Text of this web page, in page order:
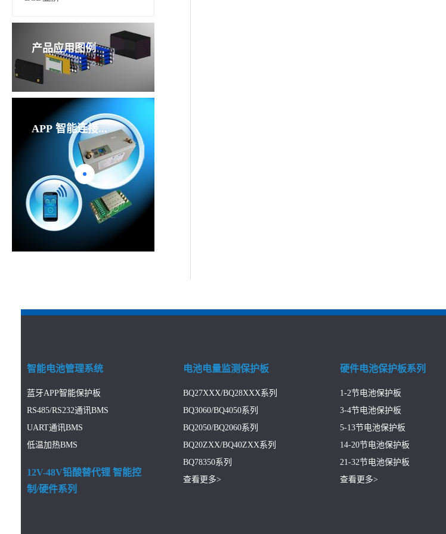
产品应用图例
APP 智能连接...
智能电池管理系统
蓝牙APP智能保护板
RS485/RS232通讯BMS
UART通讯BMS
低温加热BMS
12V-48V铅酸替代锂 智能控
制/硬件系列
电池电量监测保护板
BQ27XXX/BQ28XXX系列
BQ3060/BQ4050系列
BQ2050/BQ2060系列
BQ20ZXX/BQ40ZXX系列
BQ78350系列
查看更多>
硬件电池保护板系列
1-2节电池保护板
3-4节电池保护板
5-13节电池保护板
14-20节电池保护板
21-32节电池保护板
查看更多>